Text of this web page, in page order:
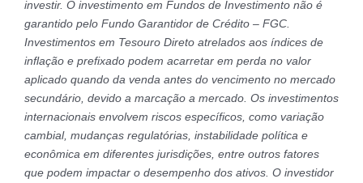
investir. O investimento em Fundos de Investimento não é
garantido pelo Fundo Garantidor de Crédito – FGC.
Investimentos em Tesouro Direto atrelados aos índices de
inflação e prefixado podem acarretar em perda no valor
aplicado quando da venda antes do vencimento no mercado
secundário, devido a marcação a mercado. Os investimentos
internacionais envolvem riscos específicos, como variação
cambial, mudanças regulatórias, instabilidade política e
econômica em diferentes jurisdições, entre outros fatores
que podem impactar o desempenho dos ativos. O investidor